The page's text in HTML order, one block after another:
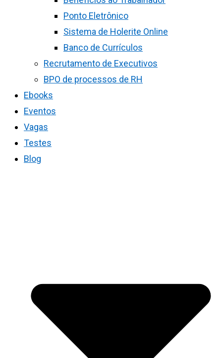
Ponto Eletrônico
Sistema de Holerite Online
Banco de Currículos
Recrutamento de Executivos
BPO de processos de RH
Ebooks
Eventos
Vagas
Testes
Blog